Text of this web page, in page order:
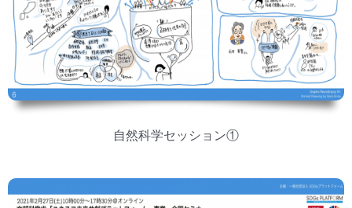
自然科学セッション①